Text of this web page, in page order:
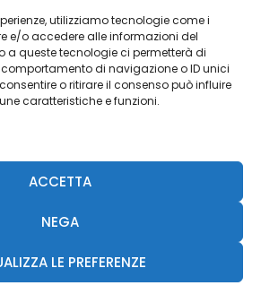
utilizziamo tecnologie come i
e/o accedere alle informazioni del
a queste tecnologie ci permetterà di
di navigazione o ID unici
o ritirare il consenso può influire
caratteristiche e funzioni.
ACCETTA
NEGA
LE PREFERENZE
per attività di comunicazioni
Facco Giuseppe & C. S.p.a.
2092-845 - Cap. Soc. € 468.000 -
Diavolina |Consulente Web Marketing